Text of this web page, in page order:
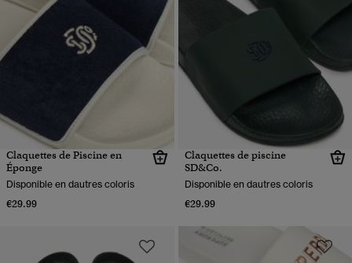
Claquettes de Piscine en
Éponge
Disponible en dautres coloris
€29.99
Claquettes de piscine
SD&Co.
Disponible en dautres coloris
€29.99